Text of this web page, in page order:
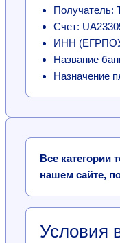
Получатель:
Счет:
ИНН
Название
Назначение
Все категории
нашем сайте,
Условия